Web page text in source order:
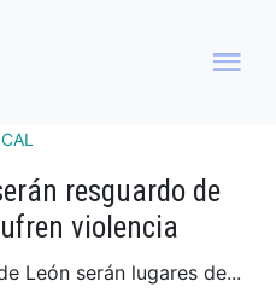
resguardo de
violencia
León serán lugares de...